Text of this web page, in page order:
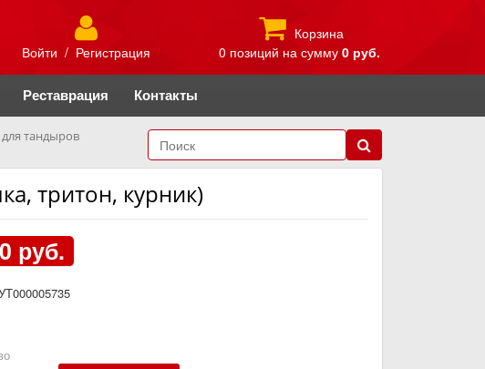
Войти / Регистрация
Корзина
0 позиций на сумму 0 руб.
Реставрация Контакты
тандыров
тритон, курник)
руб.